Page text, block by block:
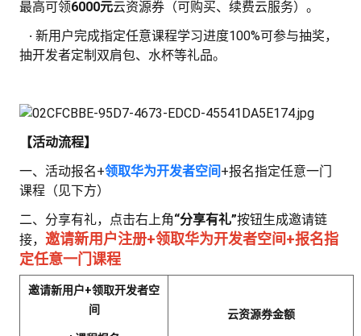
注
赋
能
我
的
课
程
我
的
认
我
的
我
云
认
证
查
更
多
实
战
资
最高可领6000元云资源券（可购买、续费云服务）。
· 新用户完成指定任意课程学习进度100%可参与抽奖，
抽开发者定制双肩包、水杯等礼品。
【活动流程】
一、活动报名+领取华为开发者空间+报名指定任意一门
课程（见下方）
二、分享有礼，
点击右上角“分享有礼”按钮生成邀请链
接， 邀请新用户注册+领取华为开发者空间+报名指
定任意一门课程
邀请新用户+领取开发者空
间
云资源券金额